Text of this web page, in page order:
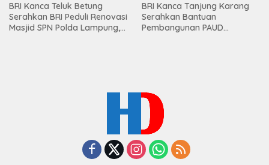
BRI Kanca Teluk Betung
Serahkan BRI Peduli Renovasi
Masjid SPN Polda Lampung,
BRI Kanca Tanjung Karang
Serahkan Bantuan
Pembangunan PAUD